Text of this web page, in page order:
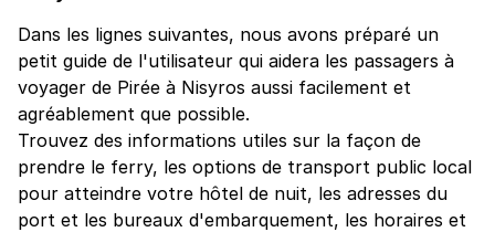
Dans les lignes suivantes, nous avons préparé un
petit guide de l'utilisateur qui aidera les passagers à
voyager de Pirée à Nisyros aussi facilement et
agréablement que possible.
Trouvez des informations utiles sur la façon de
prendre le ferry, les options de transport public local
pour atteindre votre hôtel de nuit, les adresses du
port et les bureaux d'embarquement, les horaires et